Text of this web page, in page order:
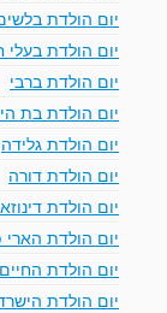
יום הולדת
יום הולדת בעלי
יום הולדת ברבי
יום הולדת בת
יום הולדת גלידה
יום הולדת דורה
יום הולדת
יום הולדת הארי
יום הולדת
יום הולדת